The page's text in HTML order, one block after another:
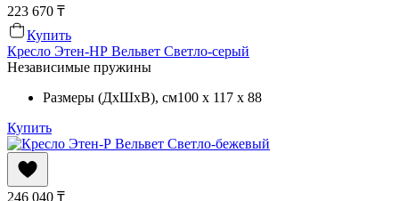
223 670 ₸
Купить
Кресло Этен-НР Вельвет Светло-серый
Независимые пружины
Размеры (ДхШхВ), см100 x 117 x 88
Купить
246 040 ₸